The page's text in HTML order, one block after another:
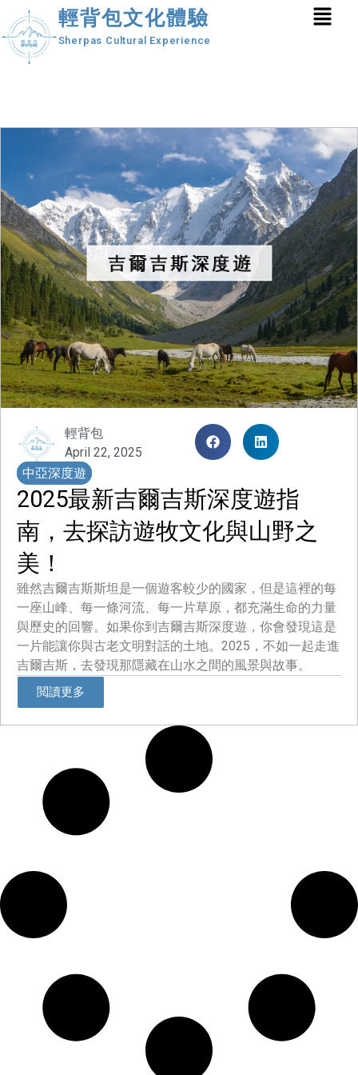
輕背包文化體驗
Sherpas Cultural Experience
輕背包
April 22, 2025
中亞深度遊
2025最新吉爾吉斯深度遊指
南，去探訪遊牧文化與山野之
美！
雖然吉爾吉斯斯坦是一個遊客較少的國家，但是這裡的每
一座山峰、每一條河流、每一片草原，都充滿生命的力量
與歷史的回響。如果你到吉爾吉斯深度遊，你會發現這是
一片能讓你與古老文明對話的土地。2025，不如一起走進
吉爾吉斯，去發現那隱藏在山水之間的風景與故事。
閲讀更多